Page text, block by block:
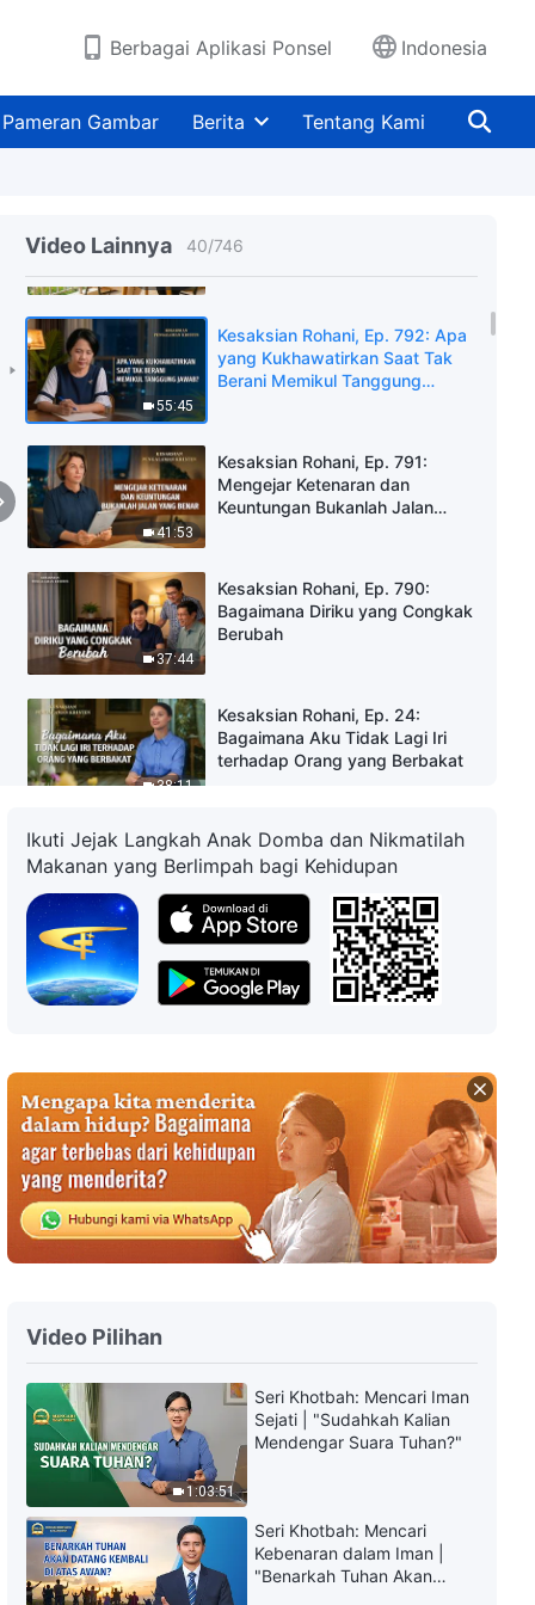
Berbagai Aplikasi Ponsel Indonesia
Pameran Gambar Berita Tentang Kami
Video Lainnya 40/746
44:59
Menghindari Tugasku
44:12
Memperlakukan Orang Sesuai
Prinsip
55:45
Kesaksian Rohani, Ep. 792: Apa
yang Kukhawatirkan Saat Tak
Berani Memikul Tanggung
41:53
Kesaksian Rohani, Ep. 791:
Mengejar Ketenaran dan
Keuntungan Bukanlah Jalan
37:44
Kesaksian Rohani, Ep. 790:
Bagaimana Diriku yang Congkak
Berubah
38:11
Kesaksian Rohani, Ep. 24:
Bagaimana Aku Tidak Lagi Iri
terhadap Orang yang Berbakat
52:53
Kesaksian Rohani, Ep. 501: Hal
yang Kuperoleh dari
Kesaksian Rohani, Ep. 105:
Renungan Setelah Pertemuan
46:02
Kesaksian Rohani, Ep. 788: Rasa
Rendah Diriku Telah Disingkirkan
Kesaksian Rohani, Ep. 251:
Bagaimana Aku Membuat Pilihan
di Tengah Bahaya dan Kesulitan
49:14
Tertekan
42:02
Kesaksian Rohani, Ep. 785:
Pelajaran yang Kupetik dari
Penugasan Ulang dalam
Tugasku
Ikuti Jejak Langkah Anak Domba dan Nikmatilah
Makanan yang Berlimpah bagi Kehidupan
Video Pilihan
1:03:51
Seri Khotbah: Mencari Iman
Sejati | "Sudahkah Kalian
Mendengar Suara Tuhan?"
Seri Khotbah: Mencari
Kebenaran dalam Iman |
"Benarkah Tuhan Akan